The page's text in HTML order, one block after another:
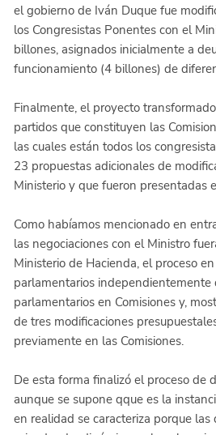
el gobierno de Iván Duque fue
los Congresistas Ponentes con el
billones, asignados inicialmente a
funcionamiento (4 billones) de
Finalmente, el proyecto
partidos que constituyen las
las cuales están todos los
23 propuestas adicionales de
Ministerio y que fueron presentadas
Como habíamos mencionado en
las negociaciones con el Ministro
Ministerio de Hacienda, el proceso
parlamentarios independientemente
parlamentarios en Comisiones y,
de tres modificaciones
previamente en las Comisiones.
De esta forma finalizó el proceso de
aunque se supone qque es la
en realidad se caracteriza porque